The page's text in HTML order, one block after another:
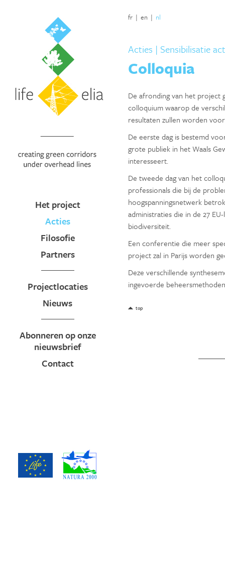
Het project
Acties
Filosofie
Partners
Projectlocaties
Nieuws
Abonneren op onze
nieuwsbrief
Contact
fr | en | nl
Acties | Sensibilisatie
Colloquia
De afronding van het project
colloquium waarop de
resultaten zullen worden
De eerste dag is bestemd
grote publiek in het Waals
interesseert.
De tweede dag van het
professionals die bij de
hoogspanningsnetwerk
administraties die in de 27
biodiversiteit.
Een conferentie die meer
project zal in Parijs worden
Deze verschillende
ingevoerde
top